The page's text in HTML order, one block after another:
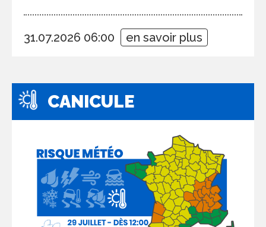
31.07.2026 06:00 en savoir plus
CANICULE